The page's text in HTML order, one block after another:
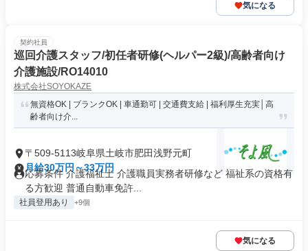
気になる
契約社員
巡回介護スタッフ/初任者研修(ヘルパー2級)/高齢者向け
介護施設/RO14010
株式会社SOYOKAZE
無資格OK | ブランクOK | 車通勤可 | 交通費支給 | 福利厚生充実│高
齢者向け介...
〒509-5113岐阜県土岐市肥田浅野元町
月給30万円～33万円
応募条件 介護福祉士 介護職員実務者研修など 福祉系の資格有
る方歓迎 普通自動車免許...
社員登用あり +9個
気になる